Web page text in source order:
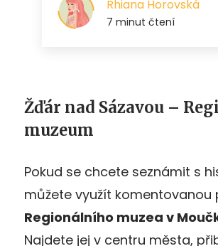
Žďár nad Sázavou –
muzeum
Pokud se chcete seznámit s
můžete využít komentovanou
Regionálního muzea v
Najdete jej v centru města,